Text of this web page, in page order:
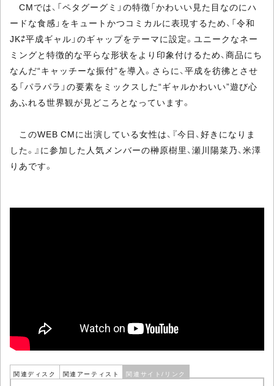
CMでは、「ペタグーグミ」の特徴「かわいい見た目なのにハ
ードな食感」をキュートかつコミカルに表現するため、「令和
JK⇄平成ギャル」のギャップをテーマに設定。ユニークなネー
ミングと特徴的な平らな形状をより印象付けるため、商品にち
なんだ“キャッチーな振付”を導入。さらに、平成を彷彿とさせ
る「パラパラ」の要素をミックスした“ギャルかわいい”遊び心
あふれる世界観が見どころとなっています。
このWEB CMに出演している女性は、『今日、好きになりま
した。』に参加した人気メンバーの榊原樹里、瀬川陽菜乃、米澤
りあです。
関連ディスク 関連アーティスト 関連サイト/リンク